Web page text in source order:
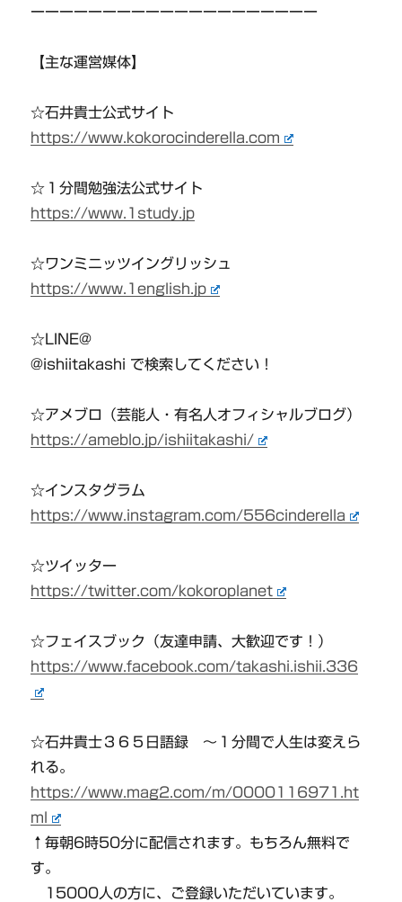
ーーーーーーーーーーーーーーーーーーーー
【主な運営媒体】
☆石井貴士公式サイト
https://www.kokorocinderella.com
☆１分間勉強法公式サイト
https://www.1study.jp
☆ワンミニッツイングリッシュ
https://www.1english.jp
☆LINE@
@ishiitakashi で検索してください！
☆アメブロ（芸能人・有名人オフィシャルブログ）
https://ameblo.jp/ishiitakashi/
☆インスタグラム
https://www.instagram.com/556cinderella
☆ツイッター
https://twitter.com/kokoroplanet
☆フェイスブック（友達申請、大歓迎です！）
https://www.facebook.com/takashi.ishii.336
☆石井貴士３６５日語録 〜１分間で人生は変えら
れる。
https://www.mag2.com/m/0000116971.ht
ml
↑毎朝6時50分に配信されます。もちろん無料で
す。
15000人の方に、ご登録いただいています。